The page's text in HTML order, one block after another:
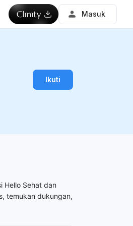
Masuk
Ikuti
Hello Sehat dan
temukan dukungan,